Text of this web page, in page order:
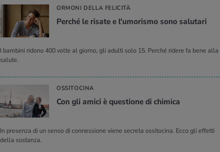
ORMONI DELLA FELICITÀ
Per­ché le ri­sa­te e l'u­mo­ri­smo sono sa­lu­ta­ri
I bambini ridono 400 volte al giorno, gli adulti solo 15. Perché ridere fa bene alla
salute.
OSSITOCINA
Con gli amici è que­stio­ne di chi­mi­ca
In presenza di un senso di connessione viene secreta ossitocina. Ecco gli effetti
della sostanza.